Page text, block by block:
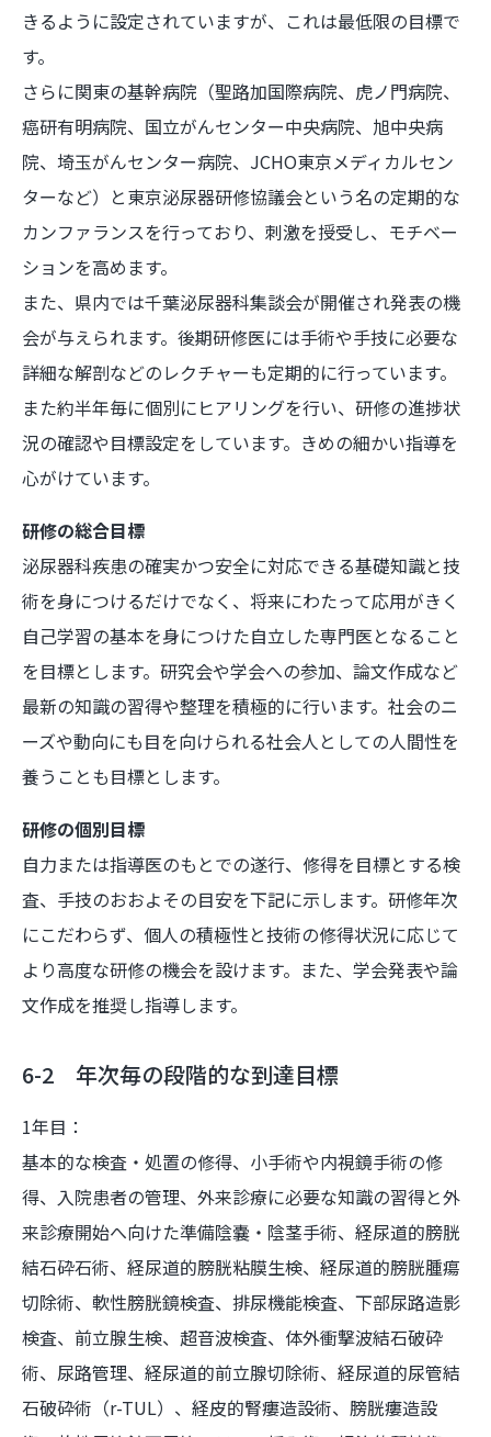
きるように設定されていますが、これは最低限の目標で
す。
さらに関東の基幹病院（聖路加国際病院、虎ノ門病院、
癌研有明病院、国立がんセンター中央病院、旭中央病
院、埼玉がんセンター病院、JCHO東京メディカルセン
ターなど）と東京泌尿器研修協議会という名の定期的な
カンファランスを行っており、刺激を授受し、モチベー
ションを高めます。
また、県内では千葉泌尿器科集談会が開催され発表の機
会が与えられます。後期研修医には手術や手技に必要な
詳細な解剖などのレクチャーも定期的に行っています。
また約半年毎に個別にヒアリングを行い、研修の進捗状
況の確認や目標設定をしています。きめの細かい指導を
心がけています。
研修の総合目標
泌尿器科疾患の確実かつ安全に対応できる基礎知識と技
術を身につけるだけでなく、将来にわたって応用がきく
自己学習の基本を身につけた自立した専門医となること
を目標とします。研究会や学会への参加、論文作成など
最新の知識の習得や整理を積極的に行います。社会のニ
ーズや動向にも目を向けられる社会人としての人間性を
養うことも目標とします。
研修の個別目標
自力または指導医のもとでの遂行、修得を目標とする検
査、手技のおおよその目安を下記に示します。研修年次
にこだわらず、個人の積極性と技術の修得状況に応じて
より高度な研修の機会を設けます。また、学会発表や論
文作成を推奨し指導します。
6-2 年次毎の段階的な到達目標
1年目：
基本的な検査・処置の修得、小手術や内視鏡手術の修
得、入院患者の管理、外来診療に必要な知識の習得と外
来診療開始へ向けた準備陰嚢・陰茎手術、経尿道的膀胱
結石砕石術、経尿道的膀胱粘膜生検、経尿道的膀胱腫瘍
切除術、軟性膀胱鏡検査、排尿機能検査、下部尿路造影
検査、前立腺生検、超音波検査、体外衝撃波結石破砕
術、尿路管理、経尿道的前立腺切除術、経尿道的尿管結
石破砕術（r-TUL）、経皮的腎瘻造設術、膀胱瘻造設